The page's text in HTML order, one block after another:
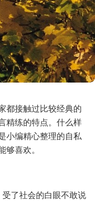
都接触过比较经典的
精练的特点。什么样
小编精心整理的自私
够喜欢。
了社会的白眼不敢说